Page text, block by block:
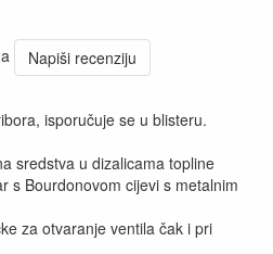
Napiši recenziju
isporučuje se u blisteru.
sredstva u dizalicama topline
s Bourdonovom cijevi s metalnim
za otvaranje ventila čak i pri